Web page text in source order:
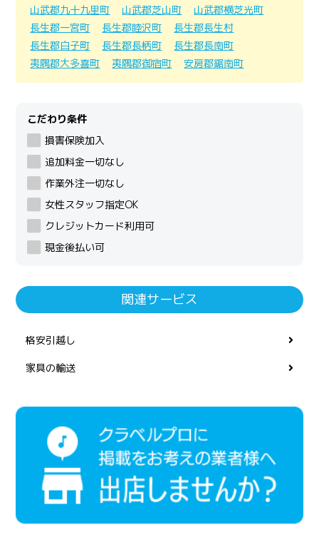
山武郡九十九里町
山武郡芝山町
山武郡横芝光町
長生郡一宮町
長生郡睦沢町
長生郡長生村
長生郡白子町
長生郡長柄町
長生郡長南町
夷隅郡大多喜町
夷隅郡御宿町 安房郡鋸南町
こだわり条件
損害保険加入
追加料金一切なし
作業外注一切なし
女性スタッフ指定OK
クレジットカード利用可
現金後払い可
関連サービス
格安引越し
家具の輸送